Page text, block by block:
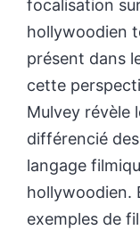
focalisation
hollywoodien
présent dans
cette
Mulvey révèle
différencié
langage
hollywoodien.
exemples de